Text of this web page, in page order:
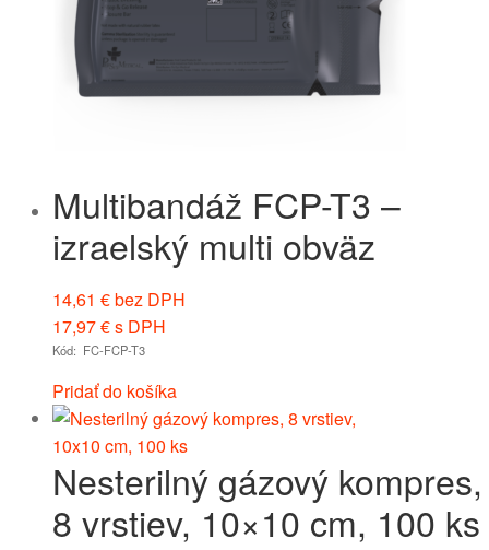
Multibandáž FCP-T3 –
izraelský multi obväz
14,61 €bez DPH
17,97€s DPH
Kód: FC-FCP-T3
Pridať do košíka
Nesterilný gázový kompres,
8 vrstiev, 10×10 cm, 100 ks